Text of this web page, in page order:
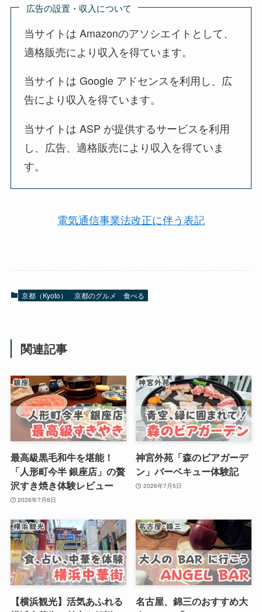
広告の設置・収入について
当サイトは Amazonのアソシエイトとして、
適格販売により収入を得ています。
当サイトは Google アドセンスを利用し、広
告により収入を得ています。
当サイトは ASP が提供するサービスを利用
し、広告、適格販売により収入を得ていま
す。
電気通信事業法改正に伴う表記
京都（Kyoto） 京都のグルメ 食べる
関連記事
最高級黒毛和牛を堪能！
「人形町今半 銀座店」の贅
沢すき焼き体験レビュー
2026年7月6日
神宮外苑「森のビアガーデ
ン」バーベキュー体験記
2026年7月5日
【横浜観光】活気あふれる
名古屋、錦三のおすすめ大